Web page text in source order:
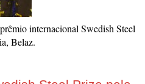
internacional Swedish Steel
Belaz.